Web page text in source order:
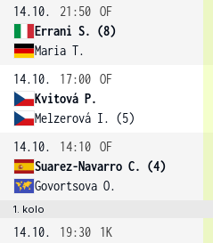
14.10.
21:50 OF
Errani S. (8)
Maria T.
14.10.
17:00 OF
Kvitová P.
Melzerová I. (5)
14.10.
14:10 OF
Suarez-Navarro C. (4)
Govortsova O.
1. kolo
14.10. 19:30
1K